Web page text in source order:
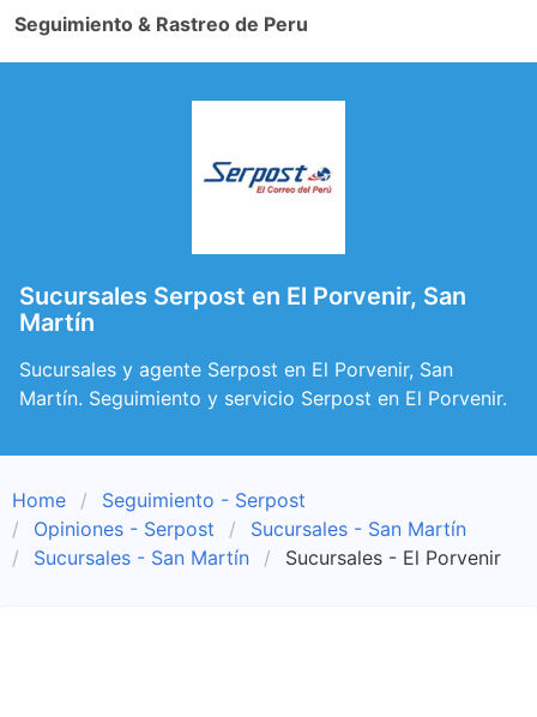
Seguimiento & Rastreo de Peru
Sucursales Serpost en El Porvenir, San
Martín
Sucursales y agente Serpost en El Porvenir, San
Martín. Seguimiento y servicio Serpost en El Porvenir.
Home
Seguimiento - Serpost
Opiniones - Serpost
Sucursales - San Martín
Sucursales - San Martín
Sucursales - El Porvenir